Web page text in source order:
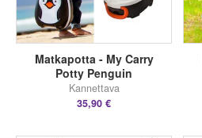
Matkapotta - My Carry
Potty Penguin
Kannettava
35,90 €